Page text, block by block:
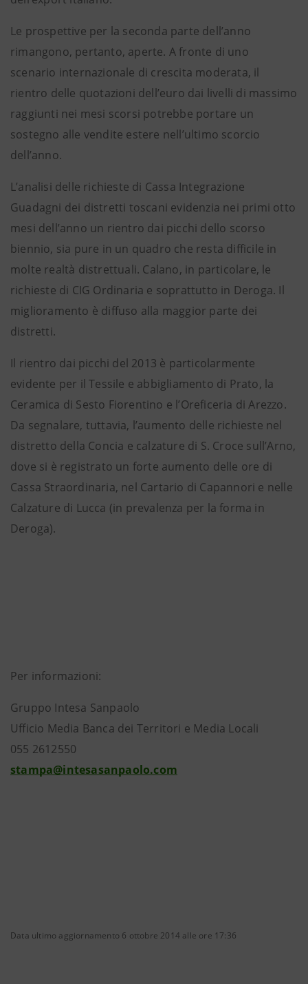
Le prospettive per la seconda parte dell’anno
rimangono, pertanto, aperte. A fronte di uno
scenario internazionale di crescita moderata, il
rientro delle quotazioni dell’euro dai livelli di massimo
raggiunti nei mesi scorsi potrebbe portare un
sostegno alle vendite estere nell’ultimo scorcio
dell’anno.
L’analisi delle richieste di Cassa Integrazione
Guadagni dei distretti toscani evidenzia nei primi otto
mesi dell’anno un rientro dai picchi dello scorso
biennio, sia pure in un quadro che resta difficile in
molte realtà distrettuali. Calano, in particolare, le
richieste di CIG Ordinaria e soprattutto in Deroga. Il
miglioramento è diffuso alla maggior parte dei
distretti.
Il rientro dai picchi del 2013 è particolarmente
evidente per il Tessile e abbigliamento di Prato, la
Ceramica di Sesto Fiorentino e l’Oreficeria di Arezzo.
Da segnalare, tuttavia, l’aumento delle richieste nel
distretto della Concia e calzature di S. Croce sull’Arno,
dove si è registrato un forte aumento delle ore di
Cassa Straordinaria, nel Cartario di Capannori e nelle
Calzature di Lucca (in prevalenza per la forma in
Deroga).
Per informazioni:
Gruppo Intesa Sanpaolo
Ufficio Media Banca dei Territori e Media Locali
055 2612550
stampa@intesasanpaolo.com
Data ultimo aggiornamento 6 ottobre 2014 alle ore 17:36